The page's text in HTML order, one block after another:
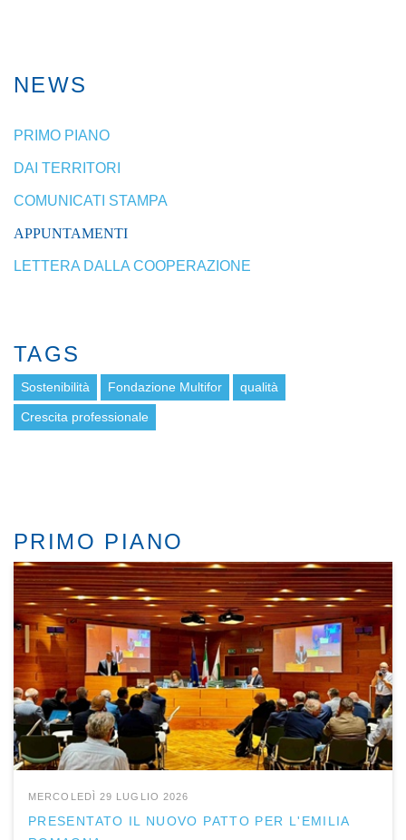
NEWS
PRIMO PIANO
DAI TERRITORI
COMUNICATI STAMPA
APPUNTAMENTI
LETTERA DALLA COOPERAZIONE
TAGS
Sostenibilità Fondazione Multifor qualità
Crescita professionale
PRIMO PIANO
MERCOLEDÌ 29 LUGLIO 2026
PRESENTATO IL NUOVO PATTO PER L'EMILIA